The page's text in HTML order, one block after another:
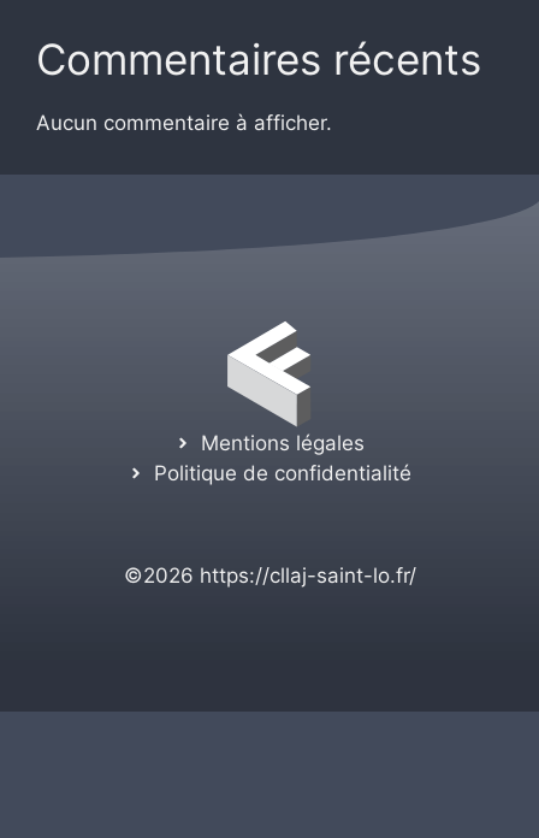
Commentaires récents
Aucun commentaire à afficher.
Mentions légales
Politique de confidentialité
©2026 https://cllaj-saint-lo.fr/